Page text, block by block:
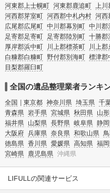
河東郡上士幌町 河東郡鹿追町 上川
河西郡芽室町 河西郡中札内村 河西
広尾郡広尾町 中川郡幕別町 中川郡
足寄郡足寄町 足寄郡陸別町 十勝郡
厚岸郡浜中町
川上郡標茶町 川上
白糠郡白糠町 野付郡別海町 標津郡
目梨郡羅臼町
全国の遺品整理業者ランキ
全国 東京都 神奈川県 埼玉県 千
青森県 岩手県 宮城県 秋田県 山
福井県 山梨県 長野県 岐阜県 静
大阪府 兵庫県 奈良県 和歌山県
徳島県 香川県 愛媛県 高知県 福
宮崎県 鹿児島県 沖縄県
LIFULLの関連サービス